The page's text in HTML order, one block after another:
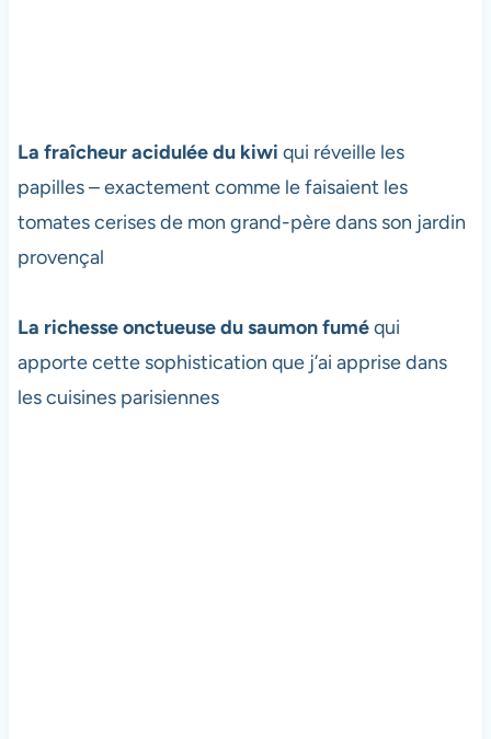
La fraîcheur acidulée du kiwi qui réveille les
papilles – exactement comme le faisaient les
tomates cerises de mon grand-père dans son jardin
provençal
La richesse onctueuse du saumon fuméqui
apporte cette sophistication que j’ai apprise dans
les cuisines parisiennes